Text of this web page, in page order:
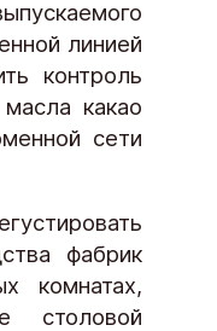
линией
контроль
какао
сети
фабрик
комнатах,
столовой